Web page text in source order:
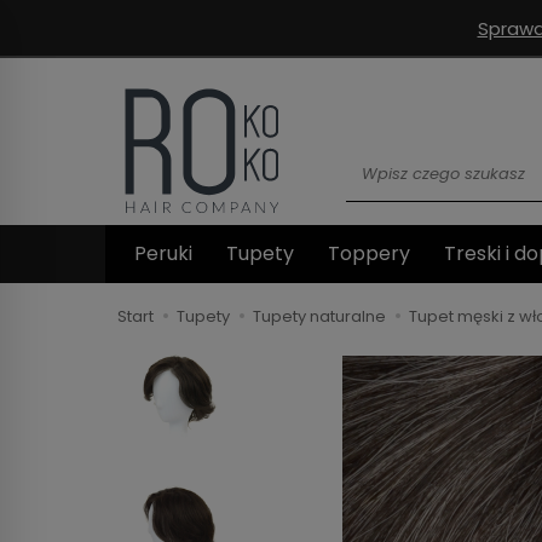
Peruki Tupety Toppery Treski i
Start Tupety Tupety naturalne Tupet męski z